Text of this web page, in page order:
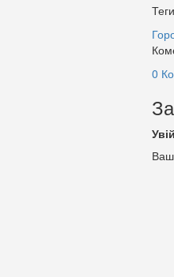
0